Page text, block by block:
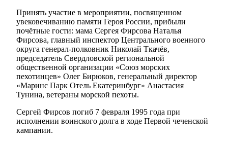
Принять участие в мероприятии, посвященном
увековечиванию памяти Героя России, прибыли
почётные гости: мама Сергея Фирсова Наталья
Фирсова, главный инспектор Центрального военного
округа генерал-полковник Николай Ткачёв,
председатель Свердловской региональной
общественной организации «Союз морских
пехотинцев» Олег Бирюков, генеральный директор
«Маринс Парк Отель Екатеринбург» Анастасия
Тунина, ветераны морской пехоты.
Сергей Фирсов погиб 7 февраля 1995 года при
исполнении воинского долга в ходе Первой чеченской
кампании.